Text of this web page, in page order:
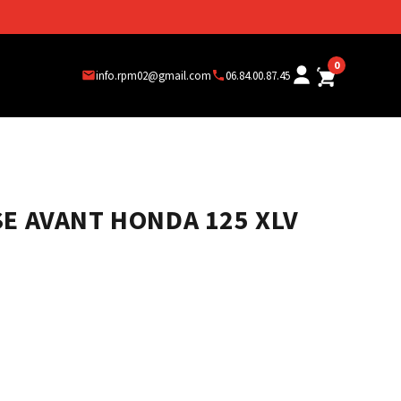
info.rpm02@gmail.com 06.84.00.87.45
0
AVANT HONDA 125 XLV